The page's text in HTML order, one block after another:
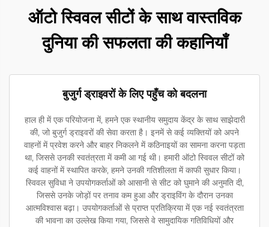
ऑटो स्विवल सीटों के साथ वास्तविक
दुनिया की सफलता की कहानियाँ
बुजुर्ग ड्राइवरों के लिए पहुँच को बदलना
हाल ही में एक परियोजना में, हमने एक स्थानीय समुदाय केंद्र के साथ साझेदारी
की, जो बुजुर्ग ड्राइवरों की सेवा करता है। इनमें से कई व्यक्तियों को अपने
वाहनों में प्रवेश करने और बाहर निकलने में कठिनाइयों का सामना करना पड़ता
था, जिससे उनकी स्वतंत्रता में कमी आ गई थी। हमारी ऑटो स्विवल सीटों को
कई वाहनों में स्थापित करके, हमने उनकी गतिशीलता में काफी सुधार किया।
स्विवल सुविधा ने उपयोगकर्ताओं को आसानी से सीट को घुमाने की अनुमति दी,
जिससे उनके जोड़ों पर तनाव कम हुआ और ड्राइविंग के दौरान उनका
आत्मविश्वास बढ़ा। उपयोगकर्ताओं से प्राप्त प्रतिक्रिया में एक नई स्वतंत्रता
की भावना का उल्लेख किया गया, जिससे वे सामुदायिक गतिविधियों और